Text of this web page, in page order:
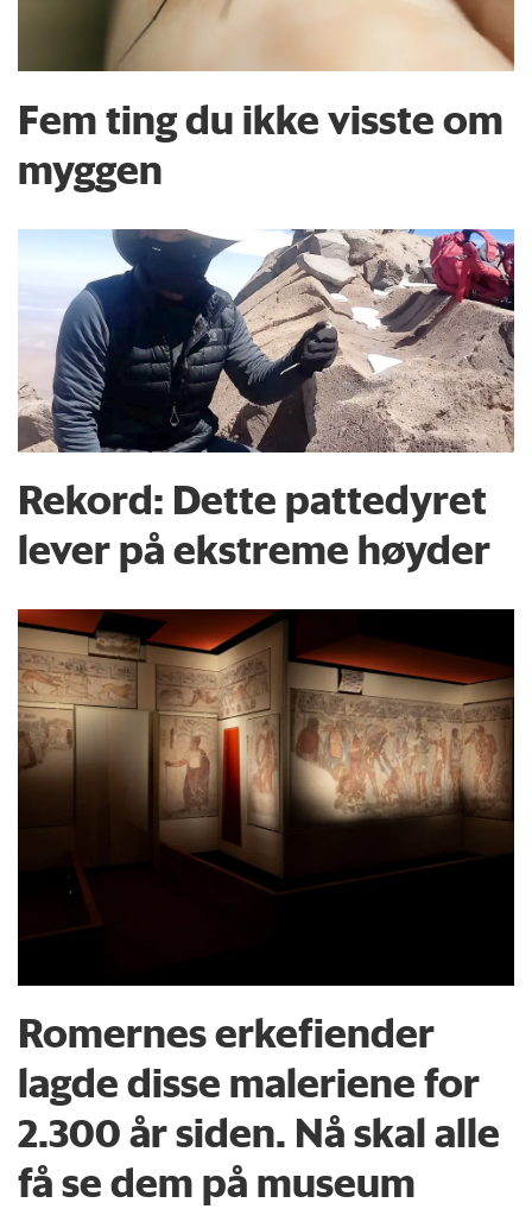
Fem ting du ikke visste om
myggen
Rekord: Dette pattedyret
lever på ekstreme høyder
Romernes erkefiender
lagde disse maleriene for
2.300 år siden. Nå skal alle
få se dem på museum